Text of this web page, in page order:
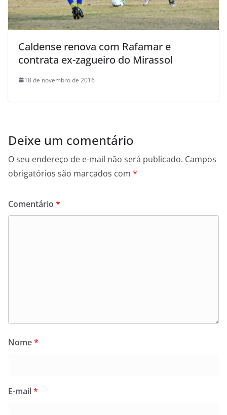
Caldense renova com Rafamar e
contrata ex-zagueiro do Mirassol
18 de novembro de 2016
Deixe um comentário
O seu endereço de e-mail não será publicado. Campos
obrigatórios são marcados com *
Comentário *
Nome*
E-mail*